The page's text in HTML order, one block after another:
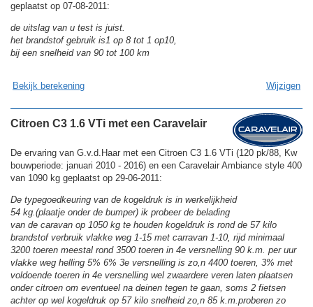
geplaatst op 07-08-2011:
de uitslag van u test is juist.
het brandstof gebruik is1 op 8 tot 1 op10,
bij een snelheid van 90 tot 100 km
Bekijk berekening Wijzigen
Citroen C3 1.6 VTi met een Caravelair
De ervaring van G.v.d.Haar met een Citroen C3 1.6 VTi (120 pk/88, Kw
bouwperiode: januari 2010 - 2016) en een Caravelair Ambiance style 400
van 1090 kg geplaatst op 29-06-2011:
De typegoedkeuring van de kogeldruk is in werkelijkheid
54 kg.(plaatje onder de bumper) ik probeer de belading
van de caravan op 1050 kg te houden kogeldruk is rond de 57 kilo
brandstof verbruik vlakke weg 1-15 met carravan 1-10, rijd minimaal
3200 toeren meestal rond 3500 toeren in 4e versnelling 90 k.m. per uur
vlakke weg helling 5% 6% 3e versnelling is zo,n 4400 toeren, 3% met
voldoende toeren in 4e versnelling wel zwaardere veren laten plaatsen
onder citroen om eventueel na deinen tegen te gaan, soms 2 fietsen
achter op wel kogeldruk op 57 kilo snelheid zo,n 85 k.m.proberen zo